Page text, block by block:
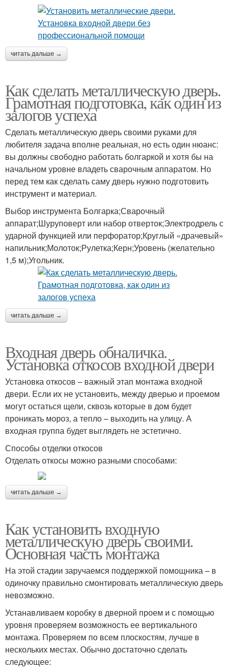
читать дальше →
Как сделать металлическую дверь.
Грамотная подготовка, как один из
залогов успеха
Сделать металлическую дверь своими руками для
любителя задача вполне реальная, но есть один нюанс:
вы должны свободно работать болгаркой и хотя бы на
начальном уровне владеть сварочным аппаратом. Но
перед тем как сделать саму дверь нужно подготовить
инструмент и материал.
Выбор инструмента Болгарка;Сварочный
аппарат;Шуруповерт или набор отверток;Электродрель с
ударной функцией или перфоратор;Круглый «драчевый»
напильник;Молоток;Рулетка;Керн;Уровень (желательно
1,5 м);Угольник.
читать дальше →
Входная дверь обналичка.
Установка откосов входной двери
Установка откосов – важный этап монтажа входной
двери. Если их не установить, между дверью и проемом
могут остаться щели, сквозь которые в дом будет
проникать мороз, а тепло – выходить на улицу. А
входная группа будет выглядеть не эстетично.
Способы отделки откосов
Отделать откосы можно разными способами:
читать дальше →
Как установить входную
металлическую дверь своими.
Основная часть монтажа
На этой стадии заручаемся поддержкой помощника – в
одиночку правильно смонтировать металлическую дверь
невозможно.
Устанавливаем коробку в дверной проем и с помощью
уровня проверяем возможность ее вертикального
монтажа. Проверяем по всем плоскостям, лучше в
нескольких местах. Обычно достаточно сделать
следующее: